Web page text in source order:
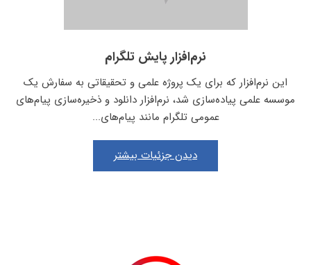
نرم‌افزار پایش تلگرام
این نرم‌افزار که برای یک پروژه علمی و تحقیقاتی به سفارش یک
موسسه علمی پیاده‌سازی شد، نرم‌افزار دانلود و ذخیره‌سازی پیام‌های
عمومی تلگرام مانند پیام‌های...
دیدن جزئیات بیشتر